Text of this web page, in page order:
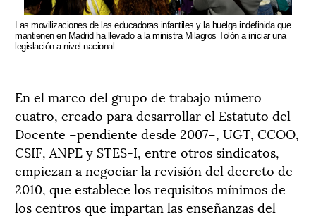
Las movilizaciones de las educadoras infantiles y la huelga indefinida que
mantienen en Madrid ha llevado a la ministra Milagros Tolón a iniciar una
legislación a nivel nacional.
En el marco del grupo de trabajo número
cuatro, creado para desarrollar el Estatuto del
Docente –pendiente desde 2007–, UGT, CCOO,
CSIF, ANPE y STES-I, entre otros sindicatos,
empiezan a negociar la revisión del decreto de
2010, que establece los requisitos mínimos de
los centros que impartan las enseñanzas del